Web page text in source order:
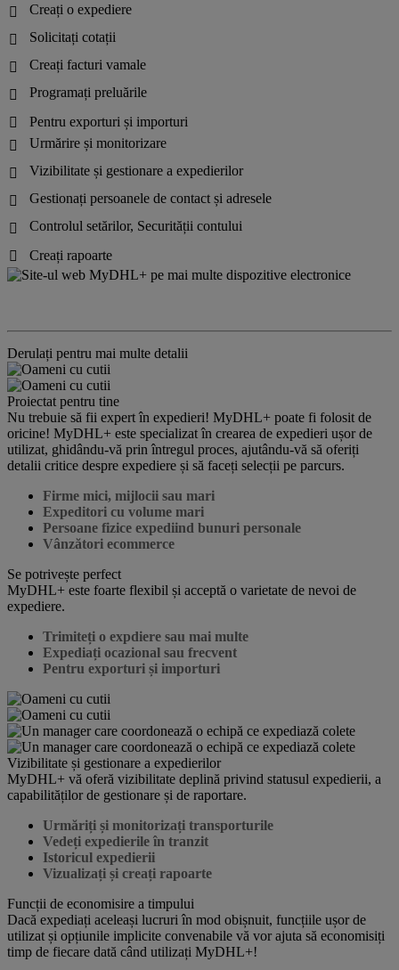

Creați o expediere

Solicitați cotații

Creați facturi vamale

Programați preluările

Pentru exporturi și importuri

Urmărire și monitorizare

Vizibilitate și gestionare a expedierilor

Gestionați persoanele de contact și adresele

Controlul setărilor, Securității contului

Creați rapoarte
Derulați pentru mai multe detalii
Proiectat pentru tine
Nu trebuie să fii expert în expedieri! MyDHL+ poate fi folosit de
oricine! MyDHL+ este specializat în crearea de expedieri ușor de
utilizat, ghidându-vă prin întregul proces, ajutându-vă să oferiți
detalii critice despre expediere și să faceți selecții pe parcurs.
Firme mici, mijlocii sau mari
Expeditori cu volume mari
Persoane fizice expediind bunuri personale
Vânzători ecommerce
Se potrivește perfect
MyDHL+ este foarte flexibil și acceptă o varietate de nevoi de
expediere.
Trimiteți o expdiere sau mai multe
Expediați ocazional sau frecvent
Pentru exporturi și importuri
Vizibilitate și gestionare a expedierilor
MyDHL+ vă oferă vizibilitate deplină privind statusul expedierii, a
capabilităților de gestionare și de raportare.
Urmăriți și monitorizați transporturile
Vedeți expedierile în tranzit
Istoricul expedierii
Vizualizați și creați rapoarte
Funcții de economisire a timpului
Dacă expediați aceleași lucruri în mod obișnuit, funcțiile ușor de
utilizat și opțiunile implicite convenabile vă vor ajuta să economisiți
timp de fiecare dată când utilizați MyDHL+!